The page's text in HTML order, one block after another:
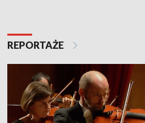
REPORTAŻE